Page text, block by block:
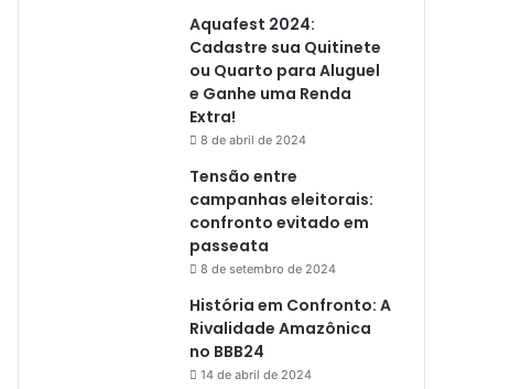
Aquafest 2024:
Cadastre sua Quitinete
ou Quarto para Aluguel
e Ganhe uma Renda
Extra!
8 de abril de 2024
Tensão entre
campanhas eleitorais:
confronto evitado em
passeata
8 de setembro de 2024
História em Confronto: A
Rivalidade Amazônica
no BBB24
14 de abril de 2024